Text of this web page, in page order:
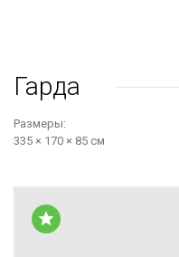
Гарда
Размеры:
335 × 170 × 85 см